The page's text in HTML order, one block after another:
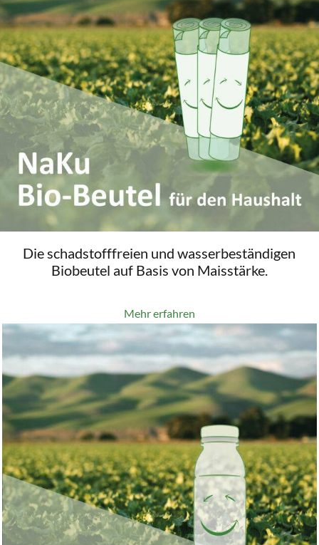
Die schadstofffreien und wasserbeständigen
Biobeutel auf Basis von Maisstärke.
Mehr erfahren